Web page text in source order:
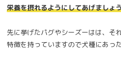
栄養を摂れるようにしてあげましょ
先に挙げたパグやシーズーはは、そ
特徴を持っていますので犬種にあっ